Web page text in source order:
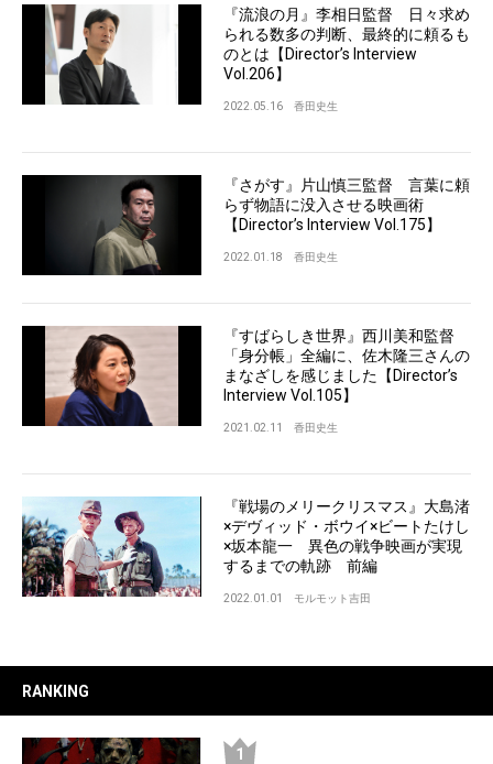
『流浪の月』李相日監督 日々求め
られる数多の判断、最終的に頼るも
のとは【Director’s Interview
Vol.206】
2022.05.16 香田史生
『さがす』片山慎三監督 言葉に頼
らず物語に没入させる映画術
【Director’s Interview Vol.175】
2022.01.18 香田史生
『すばらしき世界』西川美和監督
「身分帳」全編に、佐木隆三さんの
まなざしを感じました【Director’s
Interview Vol.105】
2021.02.11 香田史生
『戦場のメリークリスマス』大島渚
×デヴィッド・ボウイ×ビートたけし
×坂本龍一 異色の戦争映画が実現
するまでの軌跡 前編
2022.01.01 モルモット吉田
RANKING